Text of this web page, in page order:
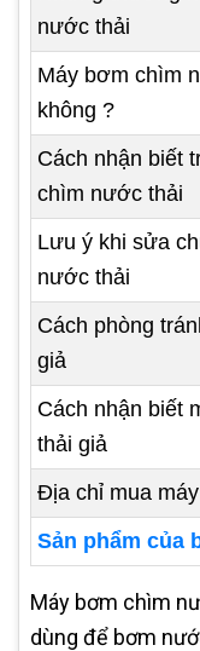
nước thải
Máy bơm chìm
không ?
Cách nhận biết
chìm nước thải
Lưu ý khi sửa
nước thải
Cách phòng
giả
Cách nhận biết
thải giả
Địa chỉ mua
Sản phẩm của
Máy bơm chìm
dùng để bơm